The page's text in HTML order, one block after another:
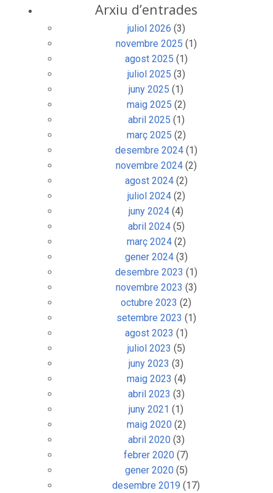
Arxiu d’entrades
juliol 2026 (3)
novembre 2025 (1)
agost 2025 (1)
juliol 2025 (3)
juny 2025 (1)
maig 2025 (2)
abril 2025 (1)
març 2025 (2)
desembre 2024(1)
novembre 2024(2)
agost 2024(2)
juliol 2024(2)
juny 2024 (4)
abril 2024(5)
març 2024(2)
gener 2024(3)
desembre 2023 (1)
novembre 2023 (3)
octubre 2023 (2)
setembre 2023 (1)
agost 2023 (1)
juliol 2023 (5)
juny 2023 (3)
maig 2023 (4)
abril 2023 (3)
juny 2021 (1)
maig 2020(2)
abril 2020(3)
febrer 2020 (7)
gener 2020(5)
desembre 2019 (17)